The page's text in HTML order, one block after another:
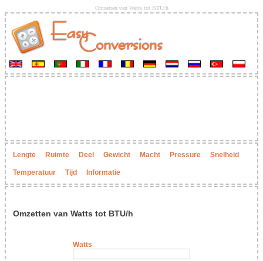
Omzetten van Watts tot BTU/h
Lengte Ruimte Deel Gewicht Macht Pressure Snelheid
Temperatuur Tijd Informatie
Omzetten van Watts tot BTU/h
Watts